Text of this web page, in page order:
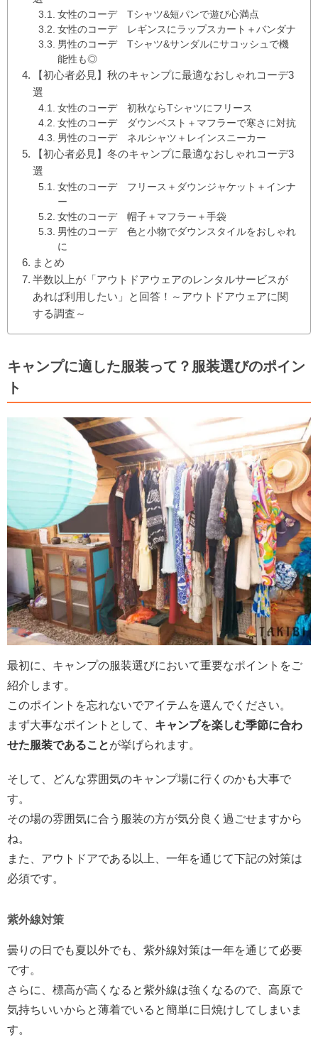
女性のコーデ Tシャツ&短パンで遊び心満点
女性のコーデ レギンスにラップスカート＋バンダナ
男性のコーデ Tシャツ&サンダルにサコッシュで機
能性も◎
【初心者必見】秋のキャンプに最適なおしゃれコーデ3
選
女性のコーデ 初秋ならTシャツにフリース
女性のコーデ ダウンベスト＋マフラーで寒さに対抗
男性のコーデ ネルシャツ＋レインスニーカー
【初心者必見】冬のキャンプに最適なおしゃれコーデ3
選
女性のコーデ フリース＋ダウンジャケット＋インナ
ー
女性のコーデ 帽子＋マフラー＋手袋
男性のコーデ 色と小物でダウンスタイルをおしゃれ
に
まとめ
半数以上が「アウトドアウェアのレンタルサービスが
あれば利用したい」と回答！～アウトドアウェアに関
する調査～
キャンプに適した服装って？服装選びのポイン
ト
最初に、キャンプの服装選びにおいて重要なポイントをご
紹介します。
このポイントを忘れないでアイテムを選んでください。
まず大事なポイントとして、 キャンプを楽しむ季節に合わ
せた服装であることが挙げられます。
そして、どんな雰囲気のキャンプ場に行くのかも大事で
す。
その場の雰囲気に合う服装の方が気分良く過ごせますから
ね。
また、アウトドアである以上、一年を通じて下記の対策は
必須です。
紫外線対策
曇りの日でも夏以外でも、紫外線対策は一年を通じて必要
です。
さらに、標高が高くなると紫外線は強くなるので、高原で
気持ちいいからと薄着でいると簡単に日焼けしてしまいま
す。